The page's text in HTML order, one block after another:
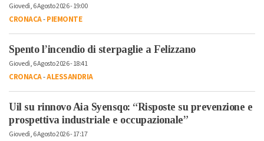
Giovedì, 6 Agosto 2026 - 19:00
CRONACA-PIEMONTE
Spento l’incendio di sterpaglie a Felizzano
Giovedì, 6 Agosto 2026 - 18:41
CRONACA-ALESSANDRIA
Uil su rinnovo Aia Syensqo: “Risposte su prevenzione e
prospettiva industriale e occupazionale”
Giovedì, 6 Agosto 2026 - 17:17